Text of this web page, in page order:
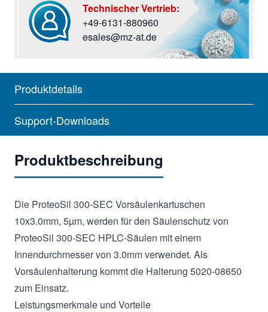
Sie haben Fragen? Rufen Sie uns an oder screiben
Technischer Vertrieb:
+49-6131-880960
esales@mz-at.de
Produktdetails
Support-Downloads
Produktbeschreibung
Die ProteoSil 300-SEC Vorsäulenkartuschen
10x3.0mm, 5µm, werden für den Säulenschutz von
ProteoSil 300-SEC HPLC-Säulen mit einem
Innendurchmesser von 3.0mm verwendet. Als
Vorsäulenhalterung kommt die Halterung 5020-08650
zum Einsatz.
Leistungsmerkmale und Vorteile